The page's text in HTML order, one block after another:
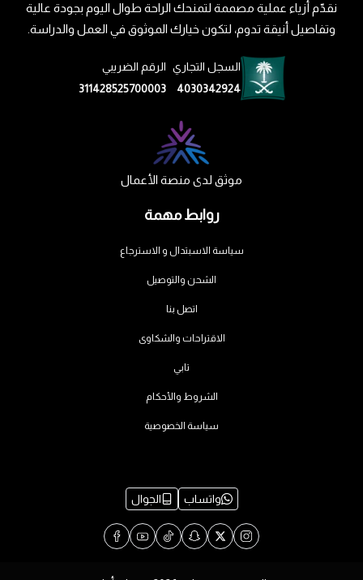
روابط مهمة
سياسة الاسبتدال و الاسترجاع
الشحن والتوصيل
اتصل بنا
الاقتراحات والشكاوى
تابي
الشروط والأحكام
سياسة الخصوصية
نقدّم أزياء عملية مصممة لتمنحك الراحة طوال اليوم بجودة عالية
وتفاصيل أنيقة تدوم، لتكون خيارك الموثوق في العمل والدراسة.
السجل التجاري
4030342924
الرقم الضريبي
311428525700003
موثق لدى منصة الأعمال
واتساب الجوال